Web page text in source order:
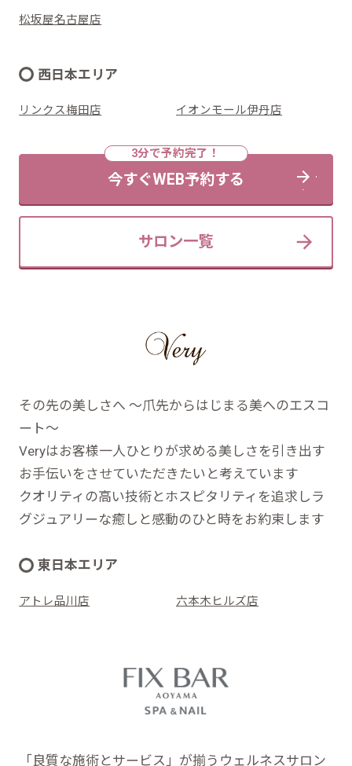
松坂屋名古屋店
西日本エリア
リンクス梅田店 イオンモール伊丹店
サロン一覧
今すぐWEB予約する
その先の美しさへ ～爪先からはじまる美へのエスコ
ート～
Veryはお客様一人ひとりが求める美しさを引き出す
お手伝いをさせていただきたいと考えています
クオリティの高い技術とホスピタリティを追求しラ
グジュアリーな癒しと感動のひと時をお約束します
東日本エリア
アトレ品川店 六本木ヒルズ店
「良質な施術とサービス」が揃うウェルネスサロン